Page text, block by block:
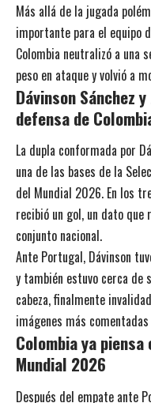
Más allá de la jugada
importante para el equipo
Colombia neutralizó a una
peso en ataque y volvió a
Dávinson Sánchez
defensa de
La dupla conformada por
una de las bases de la
del Mundial 2026. En los
recibió un gol, un dato
conjunto nacional.
Ante Portugal, Dávinson
y también estuvo cerca de
cabeza, finalmente
imágenes más
Colombia ya
Mundial 2026
Después del empate ante